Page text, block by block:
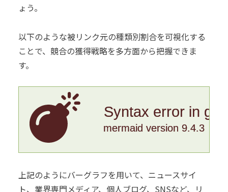
ょう。
以下のような被リンク元の種類別割合を可視化する
ことで、競合の獲得戦略を多方面から把握できま
す。
Syntax error in
mermaid version 9.4.3
上記のようにバーグラフを用いて、ニュースサイ
ト、業界専門メディア、個人ブログ、SNSなど、リ